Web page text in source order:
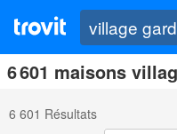
6 601 maisons
6 601 Résultats